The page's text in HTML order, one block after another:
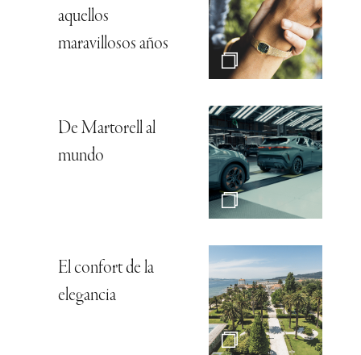
aquellos
maravillosos años
De Martorell al
mundo
El confort de la
elegancia